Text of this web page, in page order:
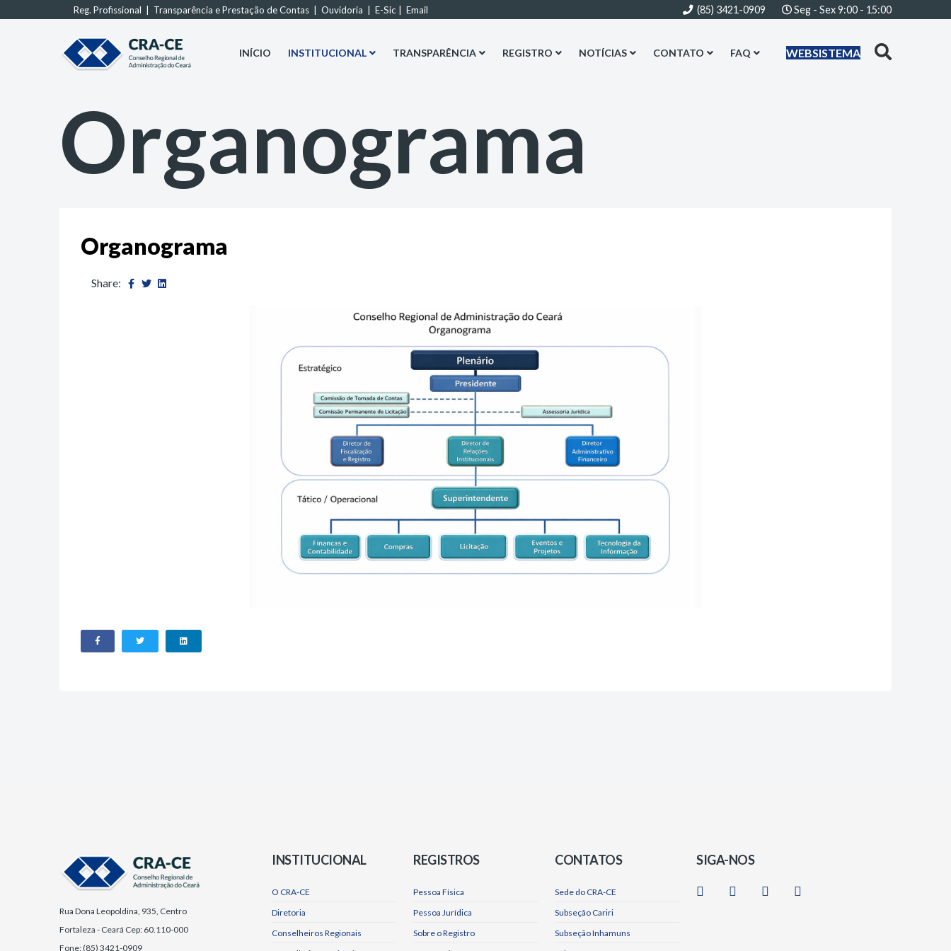
Reg. Profissional Transparência e Prestação de Contas Ouvidoria E-Sic Email (85) 3421-0909 Seg - Sex 9:00 - 15:00
WEBSISTEMA
INÍCIO INSTITUCIONAL TRANSPARÊNCIA REGISTRO NOTÍCIAS CONTATO FAQ
Organograma
Organograma
Share:
Rua Dona Leopoldina, 935, Centro
Fortaleza - Ceará Cep: 60.110-000
Fone: (85) 3421-0909
INSTITUCIONAL
O CRA-CE
Diretoria
Conselheiros Regionais
REGISTROS
Pessoa Física
Pessoa Jurídica
Sobre o Registro
CONTATOS
Sede do CRA-CE
Subseção Cariri
Subseção Inhamuns
SIGA-NOS